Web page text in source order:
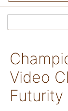
nach:
Video
Futurity